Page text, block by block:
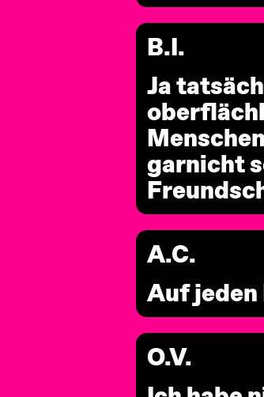
B.I.
Ja
garnicht
A.C.
Auf jeden
O.V.